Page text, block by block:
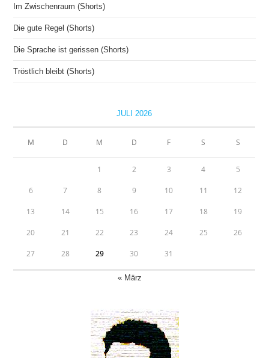
Im Zwischenraum (Shorts)
Die gute Regel (Shorts)
Die Sprache ist gerissen (Shorts)
Tröstlich bleibt (Shorts)
JULI 2026
M D M D F S S
1 2 3 4 5
6 7 8 9 10 11 12
13 14 15 16 17 18 19
20 21 22 23 24 25 26
27 28 29 30 31
« März